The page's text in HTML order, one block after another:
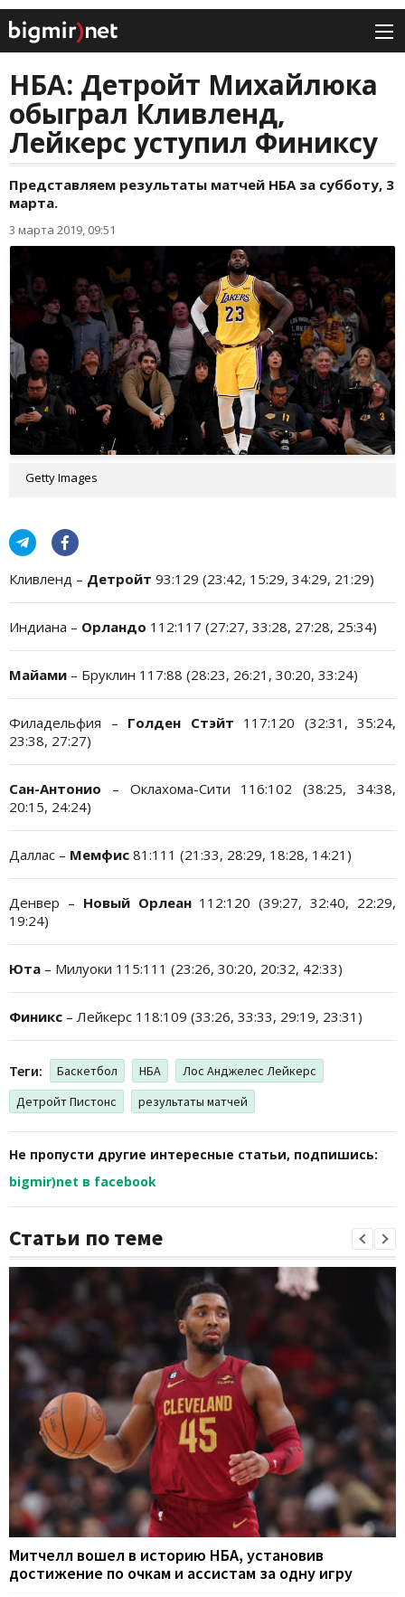
НБА: Детройт Михайлюка
обыграл Кливленд,
Лейкерс уступил Финиксу
Представляем результаты матчей НБА за субботу, 3
марта.
3 марта 2019, 09:51
Getty Images
Кливленд – Детройт 93:129 (23:42, 15:29, 34:29, 21:29)
Индиана – Орландо 112:117 (27:27, 33:28, 27:28, 25:34)
Майами – Бруклин 117:88 (28:23, 26:21, 30:20, 33:24)
Филадельфия – Голден Стэйт 117:120 (32:31, 35:24,
23:38, 27:27)
Сан-Антонио – Оклахома-Сити 116:102 (38:25, 34:38,
20:15, 24:24)
Даллас – Мемфис 81:111 (21:33, 28:29, 18:28, 14:21)
Денвер – Новый Орлеан112:120 (39:27, 32:40, 22:29,
19:24)
Юта – Милуоки 115:111 (23:26, 30:20, 20:32, 42:33)
Финикс – Лейкерс 118:109 (33:26, 33:33, 29:19, 23:31)
Теги: Баскетбол НБА
Лос Анджелес Лейкерс
Детройт Пистонс
результаты матчей
Не пропусти другие интересные статьи, подпишись:
bigmir)net в facebook
Статьи по теме
Митчелл вошел в историю НБА, установив
достижение по очкам и ассистам за одну игру